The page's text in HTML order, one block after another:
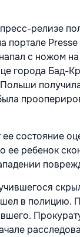
релизе
портале
с ножом
города Бад-
состояние
ее ребенок
в полицию.